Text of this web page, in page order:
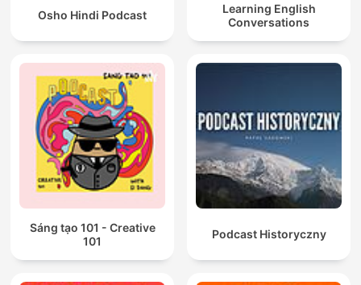
Osho Hindi Podcast
Learning English
Conversations
Sáng tạo 101 - Creative
101
Podcast Historyczny